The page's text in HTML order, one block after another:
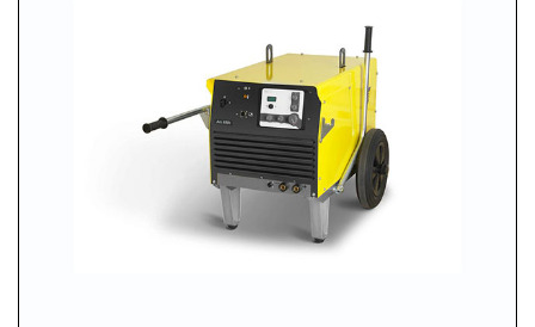
УСЛУГИ
ПАРТНЕРЫ
НОВОСТИ
КОНТАКТЫ